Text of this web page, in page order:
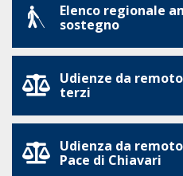
Elenco regionale
sostegno
Udienze da
terzi
Udienza da
Pace di Chiavari